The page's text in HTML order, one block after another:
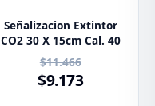
Señalizacion Extintor
CO2 30 X 15cm Cal. 40
$11.466
$9.173